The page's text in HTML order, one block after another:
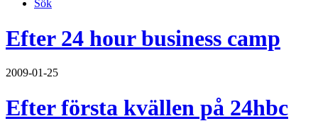
Sök
Efter 24 hour business camp
2009-01-25
Efter första kvällen på 24hbc